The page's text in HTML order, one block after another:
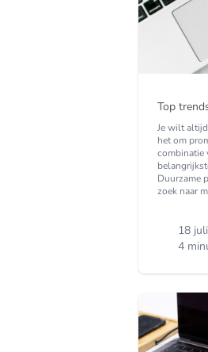
Top
Je wilt
het om
combinatie
Duurzame
zoek naar
18
4